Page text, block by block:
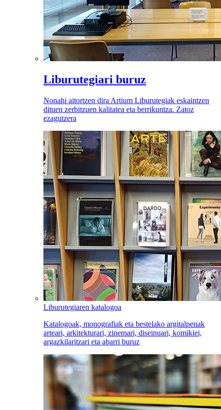
Liburutegiari buruz
Nonahi aitortzen dira Artium Liburutegiak eskaintzen
dituen zerbitzuen kalitatea eta berrikuntza. Zatoz
ezagutzera
Liburutegiaren katalogoa
Katalogoak, monografiak eta bestelako argitalpenak
arteari, arkitekturari, zinemari, diseinuari, komikiei,
argazkilaritzari eta abarri buruz